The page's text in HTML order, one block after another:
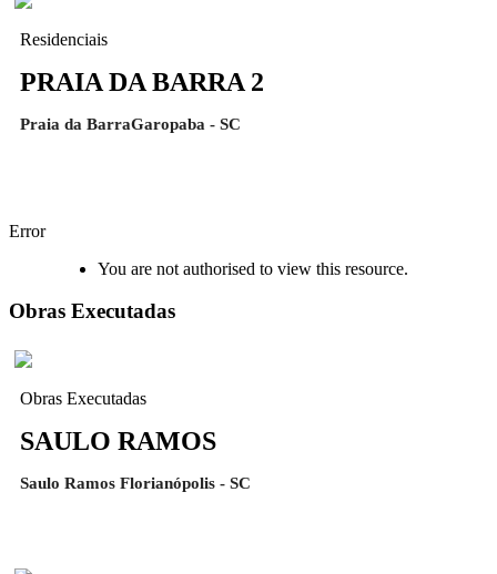
Residenciais
PRAIA DA BARRA 2
Praia da BarraGaropaba - SC
Error
You are not authorised to view this resource.
Obras Executadas
Obras Executadas
SAULO RAMOS
Saulo Ramos Florianópolis - SC